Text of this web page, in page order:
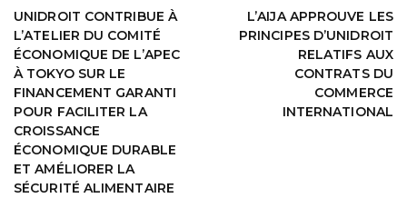
UNIDROIT CONTRIBUE À
L’ATELIER DU COMITÉ
ÉCONOMIQUE DE L’APEC
À TOKYO SUR LE
FINANCEMENT GARANTI
POUR FACILITER LA
CROISSANCE
ÉCONOMIQUE DURABLE
ET AMÉLIORER LA
SÉCURITÉ ALIMENTAIRE
L’AIJA APPROUVE LES
PRINCIPES D’UNIDROIT
RELATIFS AUX
CONTRATS DU
COMMERCE
INTERNATIONAL